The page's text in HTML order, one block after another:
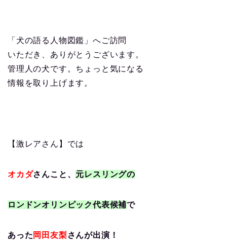
「犬の語る人物図鑑」へご訪問
いただき、ありがとうございます。
管理人の犬です。ちょっと気になる
情報を取り上げます。
【激レアさん】では
オカダさんこと、 元レスリングの
ロンドンオリンピック代表候補で
あった 岡田友梨さんが出演！